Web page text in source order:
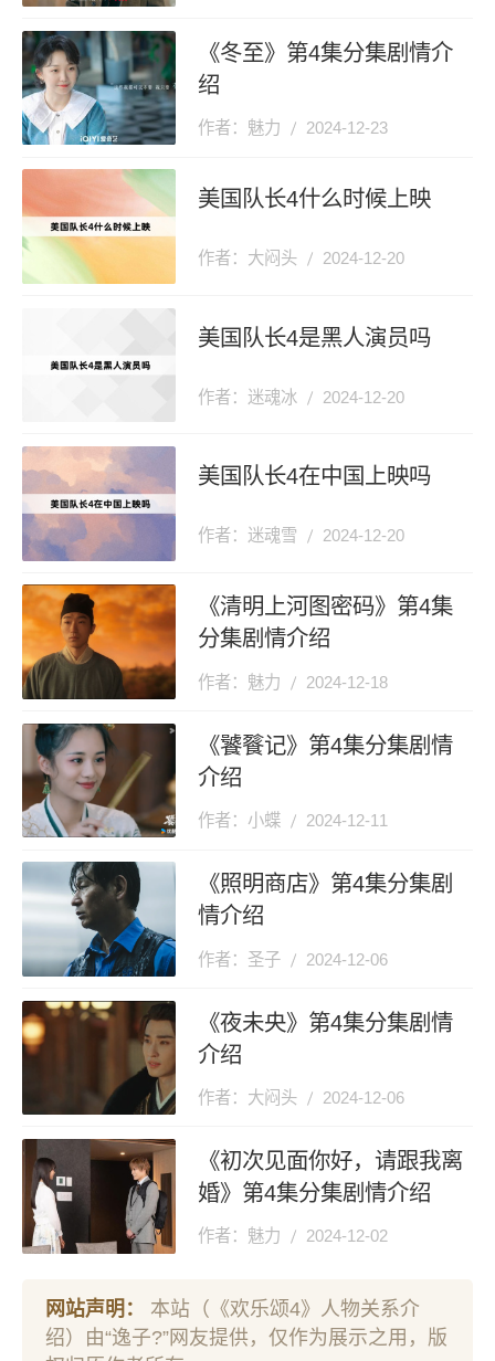
《冬至》第4集分集剧情介
绍
作者：魅力 2024-12-23
美国队长4什么时候上映
作者：大闷头 2024-12-20
美国队长4是黑人演员吗
作者：迷魂冰 2024-12-20
美国队长4在中国上映吗
作者：迷魂雪 2024-12-20
《清明上河图密码》第4集
分集剧情介绍
作者：魅力 2024-12-18
《饕餮记》第4集分集剧情
介绍
作者：小蝶 2024-12-11
《照明商店》第4集分集剧
情介绍
作者：圣子 2024-12-06
《夜未央》第4集分集剧情
介绍
作者：大闷头 2024-12-06
《初次见面你好，请跟我离
婚》第4集分集剧情介绍
作者：魅力 2024-12-02
网站声明：
本站（《欢乐颂4》人物关系介
绍）由“逸子?”网友提供，仅作为展示之用，版